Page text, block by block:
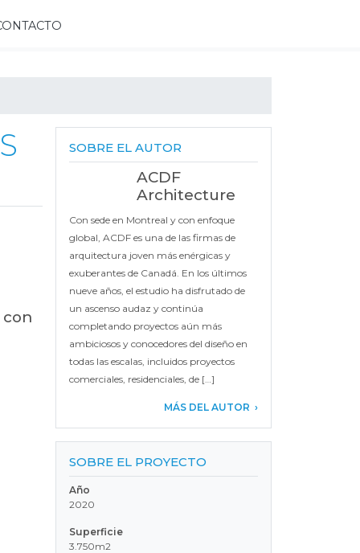
SOBRE EL AUTOR
ACDF
Architecture
Con sede en Montreal y con enfoque
global, ACDF es una de las firmas de
arquitectura joven más enérgicas y
exuberantes de Canadá. En los últimos
nueve años, el estudio ha disfrutado de
un ascenso audaz y continúa
completando proyectos aún más
ambiciosos y conocedores del diseño en
todas las escalas, incluidos proyectos
comerciales, residenciales, de […]
MÁS DEL AUTOR
SOBRE EL PROYECTO
Año
2020
Superficie
3.750m2